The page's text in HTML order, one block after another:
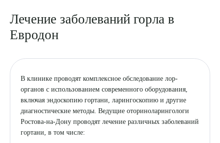
Лечение заболеваний горла в
Евродон
В клинике проводят комплексное обследование лор-
органов с использованием современного оборудования,
включая эндоскопию гортани, ларингоскопию и другие
диагностические методы. Ведущие оториноларингологи
Ростова-на-Дону проводят лечение различных заболеваний
гортани, в том числе: